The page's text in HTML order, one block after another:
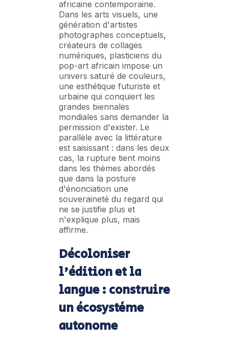
africaine contemporaine.
Dans les arts visuels, une
génération d'artistes
photographes conceptuels,
créateurs de collages
numériques, plasticiens du
pop-art africain impose un
univers saturé de couleurs,
une esthétique futuriste et
urbaine qui conquiert les
grandes biennales
mondiales sans demander la
permission d'exister. Le
parallèle avec la littérature
est saisissant : dans les deux
cas, la rupture tient moins
dans les thèmes abordés
que dans la posture
d'énonciation une
souveraineté du regard qui
ne se justifie plus et
n'explique plus, mais
affirme.
Décoloniser
l'édition et la
langue : construire
un écosystème
autonome